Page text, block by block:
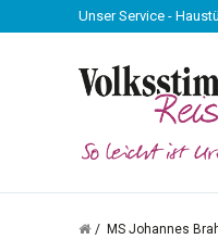
Unser Service -
MS Johannes